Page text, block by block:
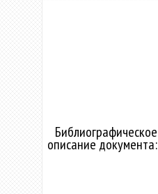
Библиографическое
описание документа: